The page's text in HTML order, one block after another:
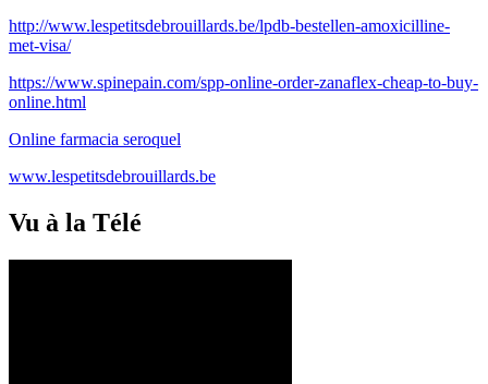
http://www.lespetitsdebrouillards.be/lpdb-bestellen-amoxicilline-
met-visa/
https://www.spinepain.com/spp-online-order-zanaflex-cheap-to-buy-
online.html
Online farmacia seroquel
www.lespetitsdebrouillards.be
Vu à la Télé